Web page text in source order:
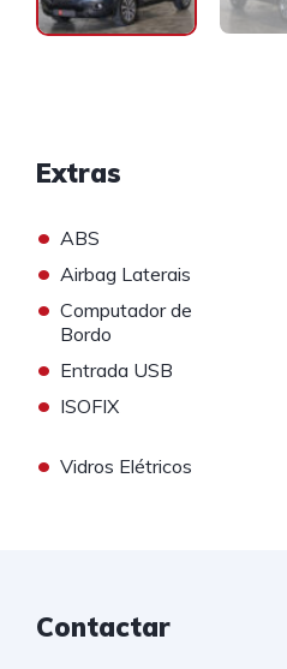
Extras
• ABS
• Airbag Laterais
• Computador de
Bordo
• Entrada USB
• ISOFIX
• Vidros Elétricos
Contactar